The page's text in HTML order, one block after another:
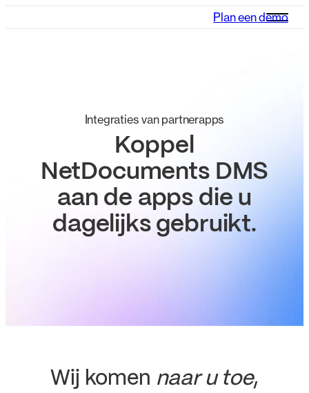
Plan een demo
Integraties van partnerapps
Koppel
NetDocuments DMS
aan de apps die u
dagelijks gebruikt.
Wij komen naar u toe,